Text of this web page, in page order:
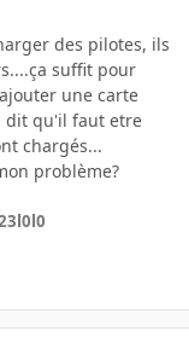
des pilotes, ils
suffit pour
une carte
dit qu'il faut etre
chargés...
problème?